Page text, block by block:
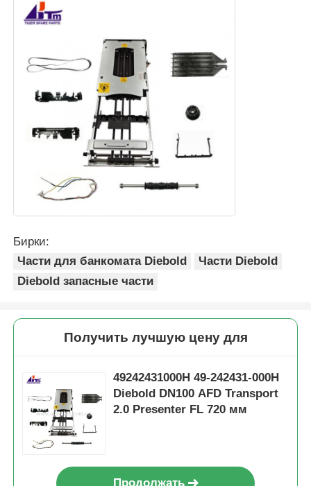
Бирки:
Части для банкомата Diebold
Части Diebold
Diebold запасные части
Получить лучшую цену для
49242431000H 49-242431-000H
Diebold DN100 AFD Transport
2.0 Presenter FL 720 мм
Продолжать